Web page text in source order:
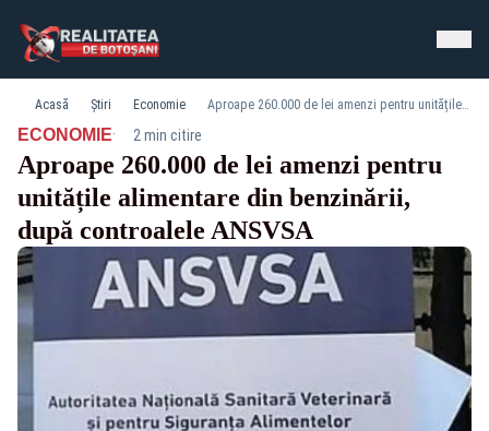
Acasă Știri Economie Aproape 260.000 de lei amenzi pentru unitățile alimentare din benzinării, după controalele ANSVSA
ECONOMIE· 2 min citire
Aproape 260.000 de lei amenzi pentru
unitățile alimentare din benzinării,
după controalele ANSVSA